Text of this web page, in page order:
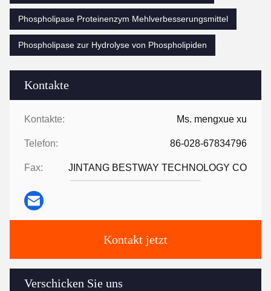
Kontakte
Kontakte: Ms. mengxue xu
Telefon: 86-028-67834796
Fax: JINTANG BESTWAY TECHNOLOGY CO
Kontakt jetzt
Verschicken Sie uns
Phospholipase Proteinenzym Mehlverbesserungsmittel
Phospholipase zur Hydrolyse von Phospholipiden